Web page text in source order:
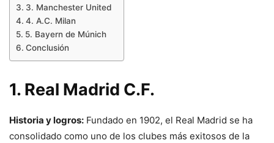
3. Manchester United
4. A.C. Milan
5. Bayern de Múnich
Conclusión
1. Real Madrid C.F.
Historia y logros: Fundado en 1902, el Real Madrid se ha
consolidado como uno de los clubes más exitosos de la